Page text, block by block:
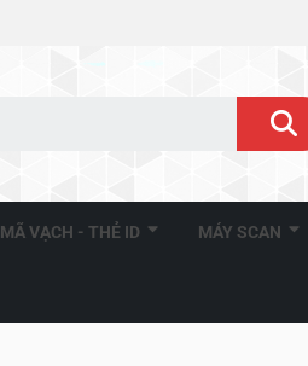
MÃ VẠCH - THẺ ID MÁY SCAN